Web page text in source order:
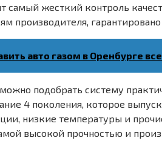
жесткий контроль
производителя,
авто газом в Оренбурге
подобрать систему
4 поколения, которое
низкие температуры и
высокой прочностью и